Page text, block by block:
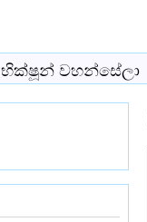
භික්ෂූන් වහන්සේලා